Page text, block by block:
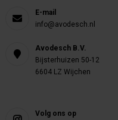
E-mail
info@avodesch.nl
Avodesch B.V.
Bijsterhuizen 50-12
6604 LZ Wijchen
Volg ons op